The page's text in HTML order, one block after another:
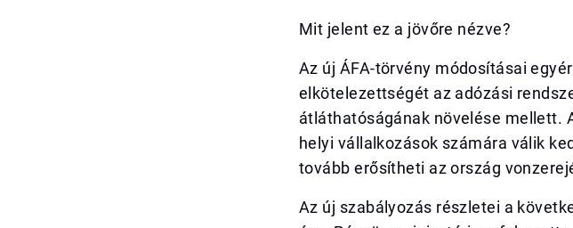
Mit jelent ez a jövőre nézve?
Az új ÁFA-törvény módosításai
elkötelezettségét az adózási
átláthatóságának növelése mellett.
helyi vállalkozások számára válik
tovább erősítheti az ország
Az új szabályozás részletei a